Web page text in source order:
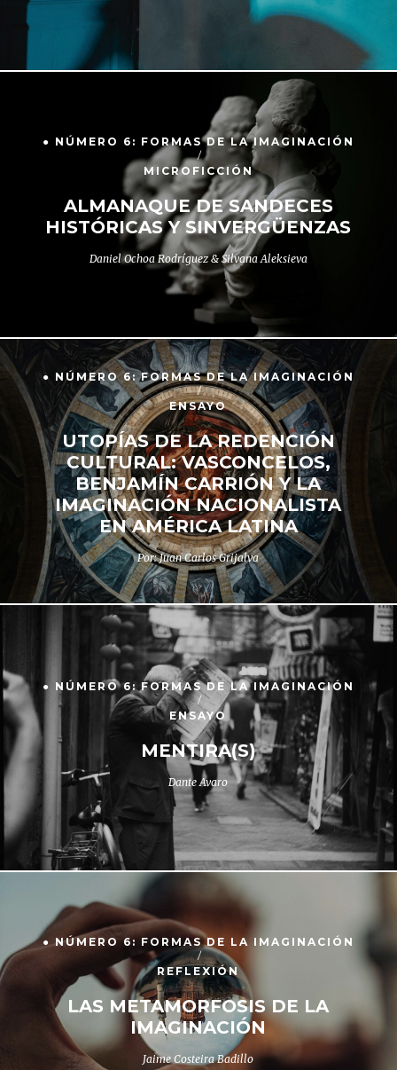
● NÚMERO 6: FORMAS DE LA IMAGINACIÓN
MICROFICCIÓN
ALMANAQUE DE SANDECES
HISTÓRICAS Y SINVERGÜENZAS
Daniel Ochoa Rodríguez & Silvana Aleksieva
● NÚMERO 6: FORMAS DE LA IMAGINACIÓN
ENSAYO
UTOPÍAS DE LA REDENCIÓN
CULTURAL: VASCONCELOS,
BENJAMÍN CARRIÓN Y LA
IMAGINACIÓN NACIONALISTA
EN AMÉRICA LATINA
Por: Juan Carlos Grijalva
● NÚMERO 6: FORMAS DE LA IMAGINACIÓN
ENSAYO
MENTIRA(S)
Dante Avaro
● NÚMERO 6: FORMAS DE LA IMAGINACIÓN
REFLEXIÓN
LAS METAMORFOSIS DE LA
IMAGINACIÓN
Jaime Costeira Badillo